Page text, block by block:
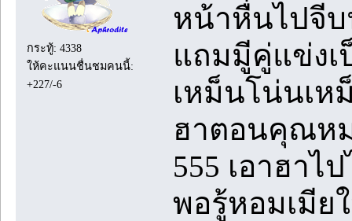
กระทู้: 4338
ให้คะแนนชื่นชมคนนี้:
+227/-6
หน้าหื่นไปจีบ
แถมมีูคู่แข่ง
เหม็นโน่นเห
ฮาตอนคุณหม
555 เอาฮาไ
พอรู้หอมเมีย